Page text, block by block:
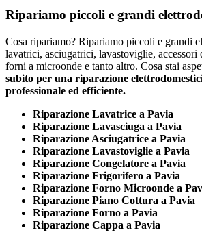
Ripariamo piccoli e grandi
Cosa ripariamo? Ripariamo piccoli e grandi
lavatrici, asciugatrici, lavastoviglie, accessori
forni a microonde e tanto altro. Cosa stai
subito per una riparazione
professionale ed efficiente.
Riparazione Lavatrice a Pavia
Riparazione Lavasciuga a Pavia
Riparazione Asciugatrice a Pavia
Riparazione Lavastoviglie a Pavia
Riparazione Congelatore a Pavia
Riparazione Frigorifero a Pavia
Riparazione Forno Microonde a
Riparazione Piano Cottura a Pavia
Riparazione Forno a Pavia
Riparazione Cappa a Pavia